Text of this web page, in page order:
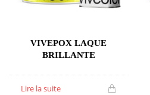
VIVEPOX LAQUE
BRILLANTE
Lire la suite